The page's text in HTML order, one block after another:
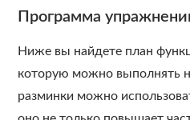
Программа
Ниже вы найдете план
которую можно выполнять
разминки можно